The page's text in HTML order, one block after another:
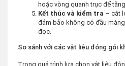
hoặc vòng quanh trục để
Kết thúc và kiểm tra – cắt
đảm bảo không có đầu
đọc.
So sánh với các vật liệu đóng gói
Trong quá trình lựa chọn vật liệu